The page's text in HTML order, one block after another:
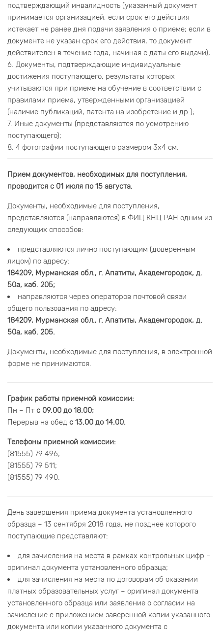
подтверждающий инвалидность (указанный документ
принимается организацией, если срок его действия
истекает не ранее дня подачи заявления о приеме; если в
документе не указан срок его действия, то документ
действителен в течение года, начиная с даты его выдачи);
6. Документы, подтверждающие индивидуальные
достижения поступающего, результаты которых
учитываются при приеме на обучение в соответствии с
правилами приема, утвержденными организацией
(наличие публикаций, патента на изобретение и др.);
7. Иные документы (представляются по усмотрению
поступающего);
8. 4 фотографии поступающего размером 3х4 см.
Прием документов, необходимых для поступления,
проводится с 01 июля по 15 августа.
Документы, необходимые для поступления,
представляются (направляются) в ФИЦ КНЦ РАН одним из
следующих способов:
представляются лично поступающим (доверенным
лицом) по адресу:
184209, Мурманская обл., г. Апатиты, Академгородок, д.
50а, каб. 205;
направляются через операторов почтовой связи
общего пользования по адресу:
184209, Мурманская обл., г. Апатиты, Академгородок, д.
50а, каб. 205.
Документы, необходимые для поступления, в электронной
форме не принимаются.
График работы приемной комиссии:
Пн – Птс 09.00 до 18.00;
Перерыв на обед с 13.00 до 14.00.
Телефоны приемной комиссии:
(81555) 79 496;
(81555) 79 511;
(81555) 79 490.
День завершения приема документа установленного
образца – 13 сентября 2018 года, не позднее которого
поступающие представляют:
для зачисления на места в рамках контрольных цифр –
оригинал документа установленного образца;
для зачисления на места по договорам об оказании
платных образовательных услуг – оригинал документа
установленного образца или заявление о согласии на
зачисление с приложением заверенной копии указанного
документа или копии указанного документа с